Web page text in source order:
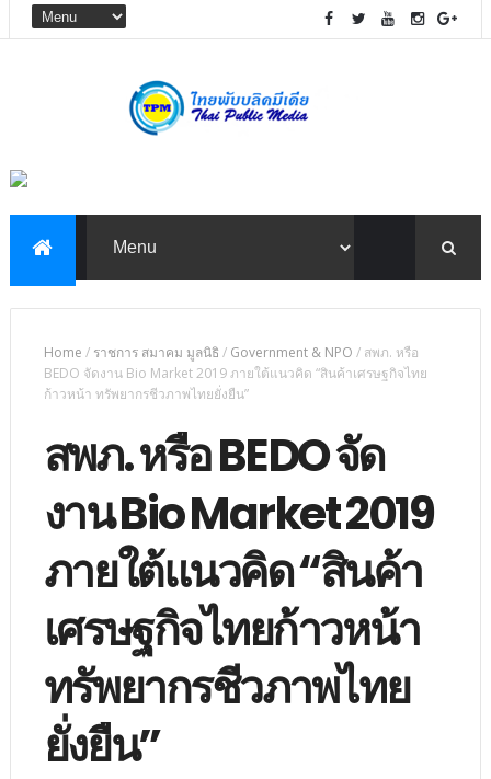
Home / ราชการ สมาคม มูลนิธิ / Government & NPO / สพภ. หรือ
BEDO จัดงาน Bio Market 2019 ภายใต้แนวคิด “สินค้าเศรษฐกิจไทย
ก้าวหน้า ทรัพยากรชีวภาพไทยยั่งยืน”
สพภ. หรือ BEDO จัด
งาน Bio Market 2019
ภายใต้แนวคิด “สินค้า
เศรษฐกิจไทยก้าวหน้า
ทรัพยากรชีวภาพไทย
ยั่งยืน”